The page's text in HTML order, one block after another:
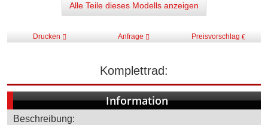
Alle Teile dieses Modells anzeigen
Drucken Anfrage Preisvorschlag
Komplettrad:
Information
Beschreibung: